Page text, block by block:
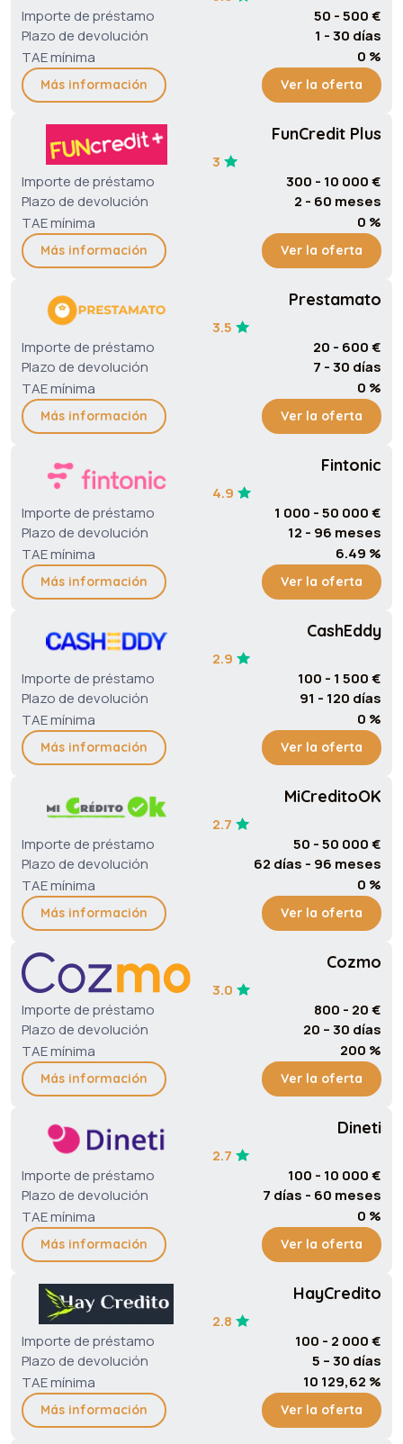
Importe de préstamo
50 - 500 €
Plazo de devolución
1 - 30 días
TAE mínima
0 %
Más información Ver la oferta
FunCredit Plus
3
Importe de préstamo
300 - 10 000 €
Plazo de devolución
2 - 60 meses
TAE mínima
0 %
Más información Ver la oferta
Prestamato
3.5
Importe de préstamo
20 - 600 €
Plazo de devolución
7 - 30 días
TAE mínima
0 %
Más información Ver la oferta
Fintonic
4.9
Importe de préstamo
1 000 - 50 000 €
Plazo de devolución
12 - 96 meses
TAE mínima
6.49 %
Más información Ver la oferta
CashEddy
2.9
Importe de préstamo
100 - 1 500 €
Plazo de devolución
91 - 120 días
TAE mínima
0 %
Más información Ver la oferta
MiCreditoOK
2.7
Importe de préstamo
50 - 50 000 €
Plazo de devolución
62 días - 96 meses
TAE mínima
0 %
Más información Ver la oferta
Cozmo
3.0
Importe de préstamo
800 - 20 €
Plazo de devolución
20 – 30 días
TAE mínima
200 %
Más información Ver la oferta
Dineti
2.7
Importe de préstamo
100 - 10 000 €
Plazo de devolución
7 días - 60 meses
TAE mínima
0 %
Más información Ver la oferta
HayCredito
2.8
Importe de préstamo
100 - 2 000 €
Plazo de devolución
5 – 30 días
TAE mínima
10 129,62 %
Más información Ver la oferta